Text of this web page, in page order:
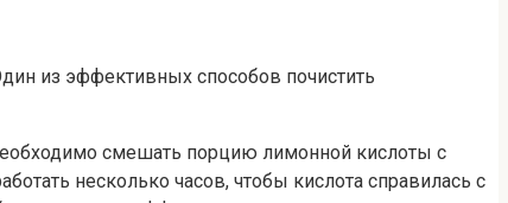
из эффективных способов почистить
смешать порцию лимонной кислоты с
несколько часов, чтобы кислота справилась с